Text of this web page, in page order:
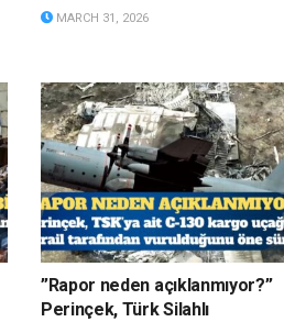
MARCH 31, 2026
”Rapor neden açıklanmıyor?”
Perinçek, Türk Silahlı